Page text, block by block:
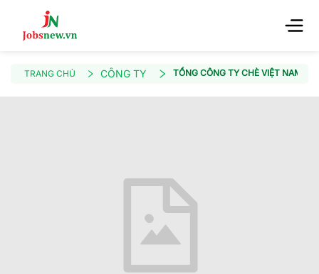
TRANG CHỦ CÔNG TY TỔNG CÔNG TY CHÈ VIỆT NAM -